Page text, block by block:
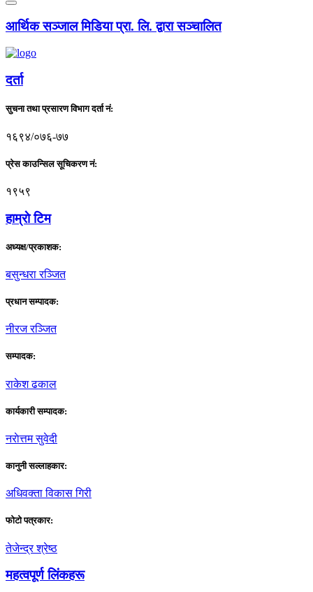
आर्थिक सञ्जाल मिडिया प्रा. लि. द्वारा सञ्चालित
दर्ता
सुचना तथा प्रसारण विभाग दर्ता नं:
१६९४/०७६-७७
प्रेस काउन्सिल सूचिकरण नं:
१९५९
हाम्राे टिम
अध्यक्ष/प्रकाशक:
बसुन्धरा रञ्जित
प्रधान सम्पादक:
नीरज रञ्जित
सम्पादक:
राकेश ढकाल
कार्यकारी सम्पादक:
नराेत्तम सुवेदी
कानुनी सल्लाहकार:
अधिवक्ता विकास गिरी
फाेटाे पत्रकार:
तेजेन्द्र श्रेष्ठ
महत्वपूर्ण लिंकहरू